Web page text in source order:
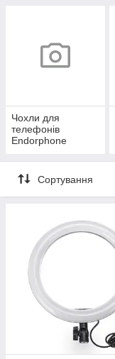
Чохли для
телефонів
Endorphone
Сортування